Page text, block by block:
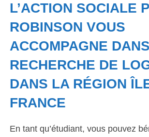
L’ACTION SOCIALE
ROBINSON VOUS
ACCOMPAGNE
RECHERCHE DE
DANS LA RÉGION
FRANCE
En tant qu’étudiant, vous pouvez